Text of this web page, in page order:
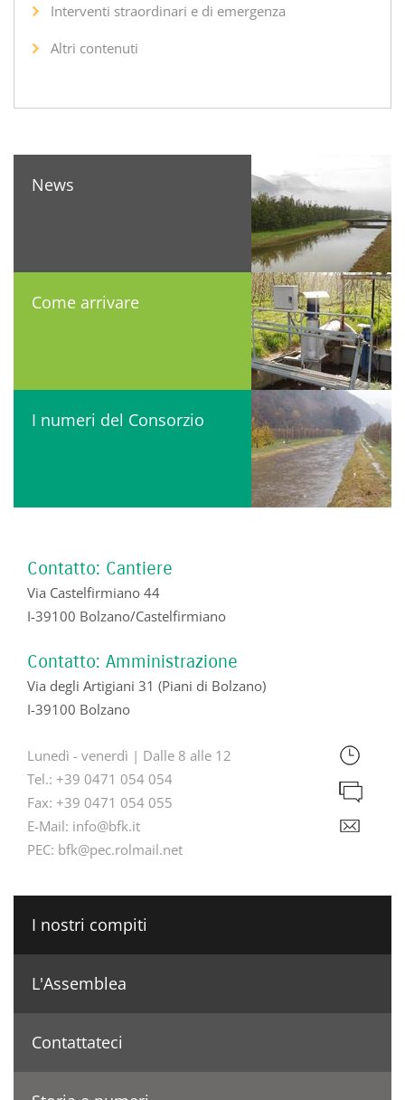
Interventi straordinari e di emergenza
Altri contenuti
News
Come arrivare
I numeri del Consorzio
Contatto: Cantiere
Via Castelfirmiano 44
I-39100 Bolzano/Castelfirmiano
Contatto: Amministrazione
Via degli Artigiani 31 (Piani di Bolzano)
I-39100 Bolzano
Lunedì - venerdì | Dalle 8 alle 12
Tel.: +39 0471 054 054
Fax: +39 0471 054 055
E-Mail: info@bfk.it
PEC: bfk@pec.rolmail.net
I nostri compiti
L'Assemblea
Contattateci